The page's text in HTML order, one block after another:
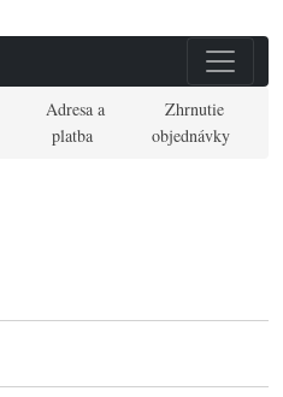
Adresa a
platba
Zhrnutie
objednávky